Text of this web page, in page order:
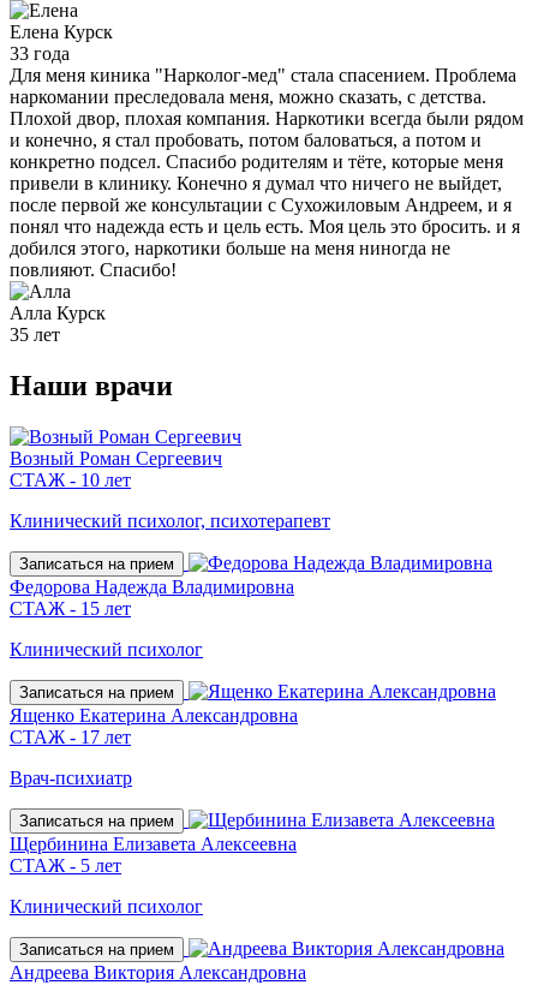
Елена Курск
33 года
Для меня киника "Нарколог-мед" стала спасением. Проблема
наркомании преследовала меня, можно сказать, с детства.
Плохой двор, плохая компания. Наркотики всегда были рядом
и конечно, я стал пробовать, потом баловаться, а потом и
конкретно подсел. Спасибо родителям и тёте, которые меня
привели в клинику. Конечно я думал что ничего не выйдет,
после первой же консультации с Сухожиловым Андреем, и я
понял что надежда есть и цель есть. Моя цель это бросить. и я
добился этого, наркотики больше на меня ниногда не
повлияют. Спасибо!
Алла Курск
35 лет
Наши врачи
Возный Роман Сергеевич
СТАЖ - 10 лет
Клинический психолог, психотерапевт
Записаться на прием
Федорова Надежда Владимировна
СТАЖ - 15 лет
Клинический психолог
Записаться на прием
Ященко Екатерина Александровна
СТАЖ - 17 лет
Врач-психиатр
Записаться на прием
Щербинина Елизавета Алексеевна
СТАЖ - 5 лет
Клинический психолог
Записаться на прием
Андреева Виктория Александровна